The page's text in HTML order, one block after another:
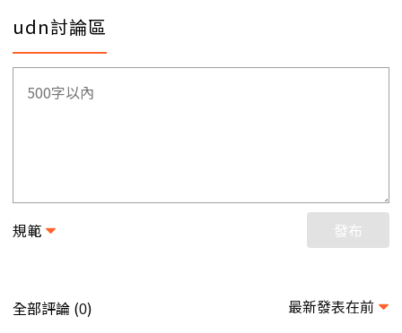
udn討論區
規範 發布
全部評論 (0) 最新發表在前